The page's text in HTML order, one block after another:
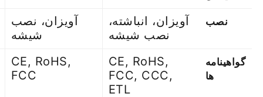
نصب
آویزان، انباشته،
نصب شیشه
آویزان، نصب
شیشه
گواهینامه
ها
CE, RoHS,
FCC, CCC,
ETL
CE, RoHS,
FCC